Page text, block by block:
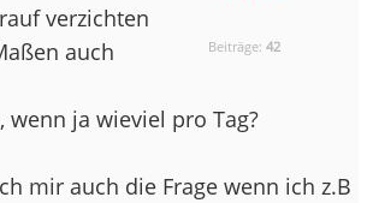
Beiträge:42
verzichten
auch
wenn ja wieviel pro Tag?
mir auch die Frage wenn ich z.B